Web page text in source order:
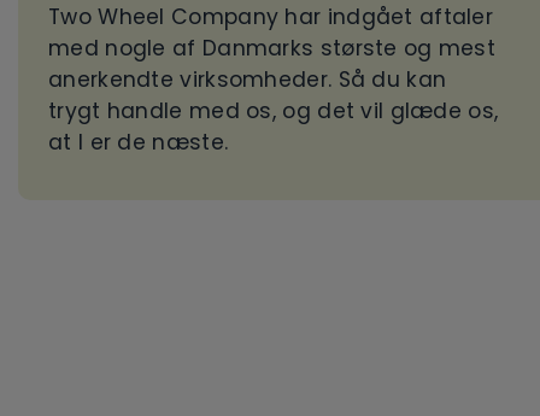
Two Wheel Company har indgået aftaler
med nogle af Danmarks største og mest
anerkendte virksomheder. Så du kan
trygt handle med os, og det vil glæde os,
at I er de næste.